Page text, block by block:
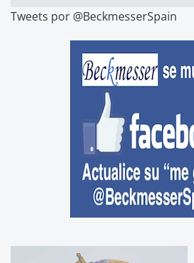
Tweets por @BeckmesserSpain